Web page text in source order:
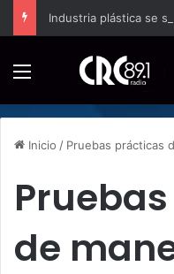
Industria plástica se
Inicio / Pruebas prácticas
de